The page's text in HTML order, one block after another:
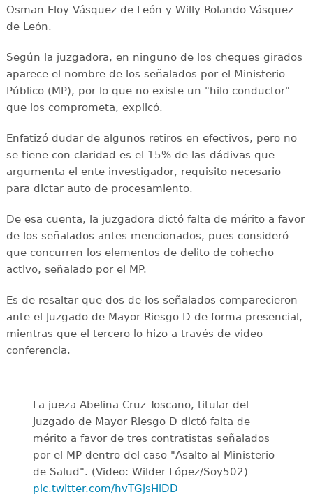
Osman Eloy Vásquez de León y Willy Rolando Vásquez
de León.
Según la juzgadora, en ninguno de los cheques girados
aparece el nombre de los señalados por el Ministerio
Público (MP), por lo que no existe un "hilo conductor"
que los comprometa, explicó.
Enfatizó dudar de algunos retiros en efectivos, pero no
se tiene con claridad es el 15% de las dádivas que
argumenta el ente investigador, requisito necesario
para dictar auto de procesamiento.
De esa cuenta, la juzgadora dictó falta de mérito a favor
de los señalados antes mencionados, pues consideró
que concurren los elementos de delito de cohecho
activo, señalado por el MP.
Es de resaltar que dos de los señalados comparecieron
ante el Juzgado de Mayor Riesgo D de forma presencial,
mientras que el tercero lo hizo a través de video
conferencia.
La jueza Abelina Cruz Toscano, titular del
Juzgado de Mayor Riesgo D dictó falta de
mérito a favor de tres contratistas señalados
por el MP dentro del caso "Asalto al Ministerio
de Salud". (Video: Wilder López/Soy502)
pic.twitter.com/hvTGjsHiDD